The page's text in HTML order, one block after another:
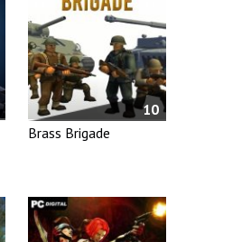
10
Brass Brigade